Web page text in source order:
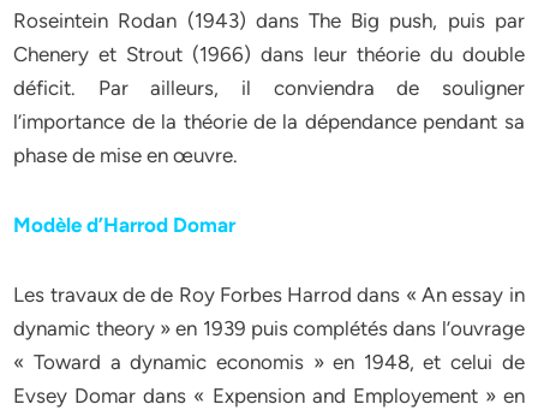
Roseintein Rodan (1943) dans The Big push, puis par
Chenery et Strout (1966) dans leur théorie du double
déficit. Par ailleurs, il conviendra de souligner
l’importance de la théorie de la dépendance pendant sa
phase de mise en œuvre.
Modèle d’Harrod Domar
Les travaux de de Roy Forbes Harrod dans « An essay in
dynamic theory » en 1939 puis complétés dans l’ouvrage
« Toward a dynamic economis » en 1948, et celui de
Evsey Domar dans « Expension and Employement » en